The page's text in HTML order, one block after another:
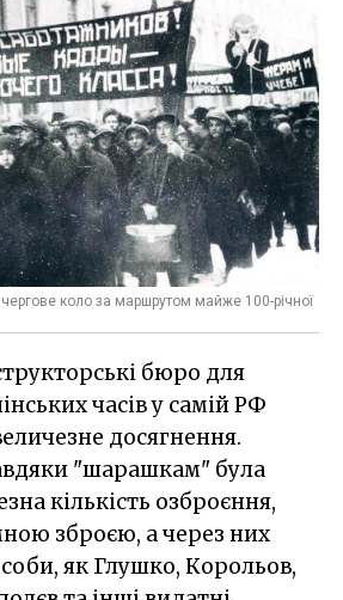
чергове коло за маршрутом майже 100-річної
бюро для
часів у самій РФ
досягнення.
"шарашкам" була
кількість озброєння,
зброєю, а через них
як Глушко, Корольов,